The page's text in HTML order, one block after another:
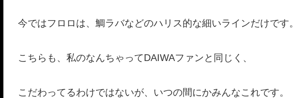
今ではフロロは、鯛ラバなどのハリス的な細いラインだけです。
こちらも、私のなんちゃってDAIWAファンと同じく、
こだわってるわけではないが、いつの間にかみんなこれです。